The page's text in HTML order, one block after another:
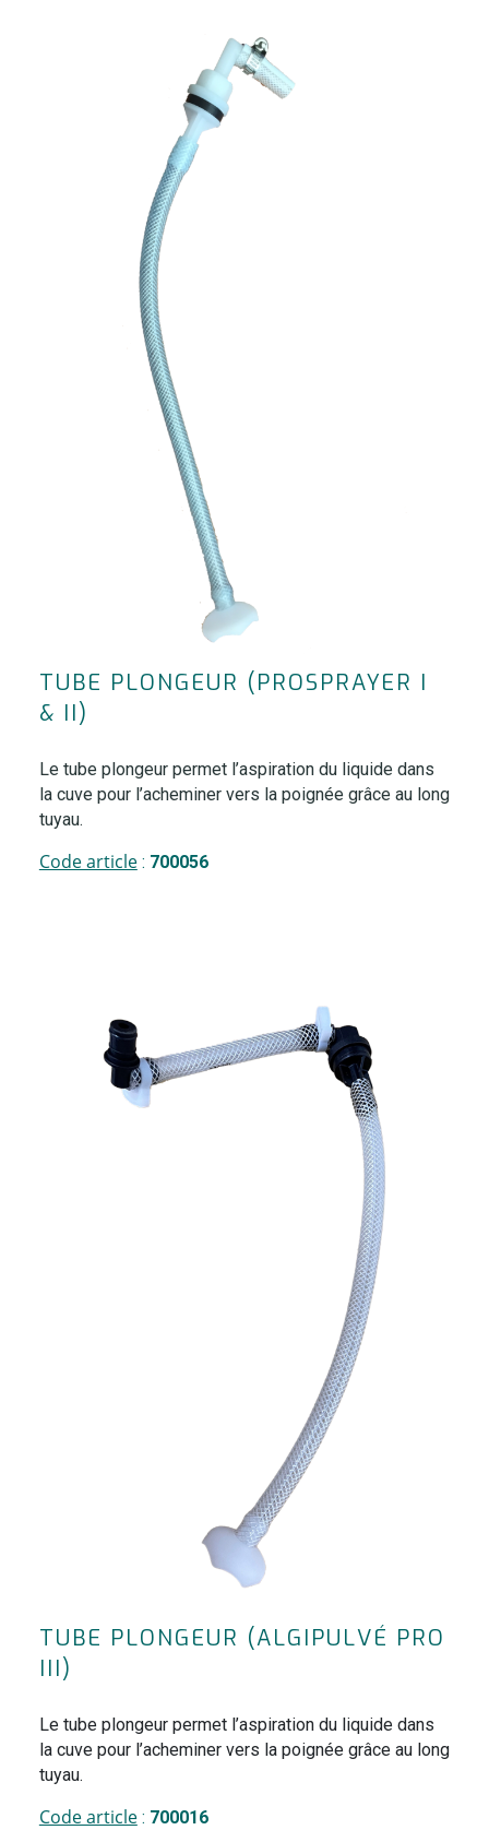
TUBE PLONGEUR (PROSPRAYER I
& II)
Le tube plongeur permet l’aspiration du liquide dans
la cuve pour l’acheminer vers la poignée grâce au long
tuyau.
Code article: 700056
TUBE PLONGEUR (ALGIPULVÉ PRO
III)
Le tube plongeur permet l’aspiration du liquide dans
la cuve pour l’acheminer vers la poignée grâce au long
tuyau.
Code article: 700016